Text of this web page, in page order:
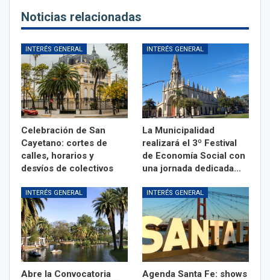
Noticias relacionadas
INTERÉS GENERAL
Celebración de San
Cayetano: cortes de
calles, horarios y
desvíos de colectivos
INTERÉS GENERAL
La Municipalidad
realizará el 3º Festival
de Economía Social con
una jornada dedicada…
INTERÉS GENERAL
Abre la Convocatoria
INTERÉS GENERAL
Agenda Santa Fe: shows